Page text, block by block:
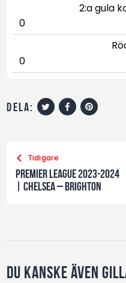
2:a gula
0
0
dela:
Tidigare
Premier League 2023-2024
| Chelsea – Brighton
Du kanske även